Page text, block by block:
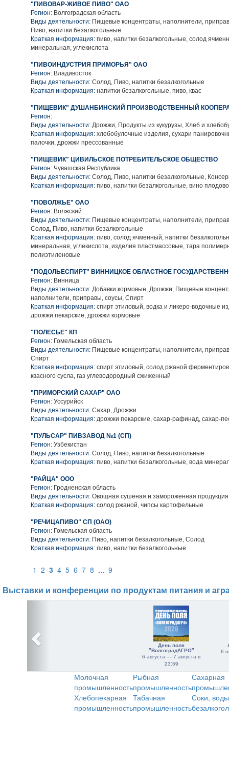
"ПИВОВАР-ЖИВОЕ ПИВО" ОАО
Регион: Волгоградская область
Виды деятельности: Пищевые концентраты, наполнители,
Пиво, напитки безалкогольные
Краткая информация: пиво, напитки безалкогольные, солод
минеральная, углекислота
"ПИВОИНДУСТРИЯ ПРИМОРЬЯ" ОАО
Регион: Владивосток
Виды деятельности: Солод, Пиво, напитки безалкогольные
Краткая информация: напитки безалкогольные, пиво, квас
"ПИЩЕВИК" ДУШАНБИНСКИЙ ПРОИЗВОДСТВЕННЫЙ
Регион:
Виды деятельности: Дрожжи, Продукты из кукурузы, Хлеб и
Краткая информация: хлебобулочные изделия, сухари
палочки, дрожжи прессованные
"ПИЩЕВИК" ЦИВИЛЬСКОЕ ПОТРЕБИТЕЛЬСКОЕ ОБЩЕСТВО
Регион: Чувашская Республика
Виды деятельности: Солод, Пиво, напитки безалкогольные,
Краткая информация: пиво, напитки безалкогольные, вино
"ПОВОЛЖЬЕ" ОАО
Регион: Волжский
Виды деятельности: Пищевые концентраты, наполнители,
Солод, Пиво, напитки безалкогольные
Краткая информация: пиво, солод ячменный, напитки
минеральная, углекислота, изделия пластмассовые, тара
полиэтиленовые
"ПОДОЛЬЕСПИРТ" ВИННИЦКОЕ ОБЛАСТНОЕ
Регион: Винница
Виды деятельности: Добавки кормовые, Дрожжи, Пищевые
наполнители, приправы, соусы, Спирт
Краткая информация: спирт этиловый, водка и ликеро-водочные
дрожжи пекарские, дрожжи кормовые
"ПОЛЕСЬЕ" КП
Регион: Гомельская область
Виды деятельности: Пищевые концентраты, наполнители,
Спирт
Краткая информация: спирт этиловый, солод ржаной
квасного сусла, газ углеводородный сжиженный
"ПРИМОРСКИЙ САХАР" ОАО
Регион: Уссурийск
Виды деятельности: Сахар, Дрожжи
Краткая информация: дрожжи пекарские, сахар-рафинад, сахар-
"ПУЛЬСАР" ПИВЗАВОД №1 (СП)
Регион: Узбекистан
Виды деятельности: Солод, Пиво, напитки безалкогольные
Краткая информация: пиво, напитки безалкогольные, вода
"РАЙЦА" ООО
Регион: Гродненская область
Виды деятельности: Овощная сушеная и замороженная
Краткая информация: солод ржаной, чипсы картофельные
"РЕЧИЦАПИВО" СП (ОАО)
Регион: Гомельская область
Виды деятельности: Пиво, напитки безалкогольные, Солод
Краткая информация: пиво, напитки безалкогольные
1 2 3 4 5 6 7 8 ... 9
Выставки и конференции по продуктам питания и
День поля
"ВолгоградАГРО"
6 августа — 7 августа в
23:59
6
Молочная
промышленность
Рыбная
промышленность
Сахарная
Хлебопекарная
промышленность
Табачная
промышленность
Соки,